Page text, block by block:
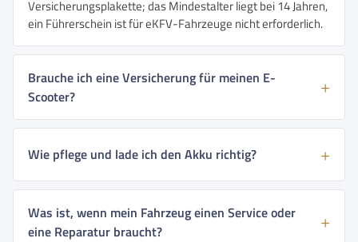
Versicherungsplakette; das Mindestalter liegt bei 14 Jahren,
ein Führerschein ist für eKFV-Fahrzeuge nicht erforderlich.
Brauche ich eine Versicherung für meinen E-
Scooter?
Wie pflege und lade ich den Akku richtig?
Was ist, wenn mein Fahrzeug einen Service oder
eine Reparatur braucht?